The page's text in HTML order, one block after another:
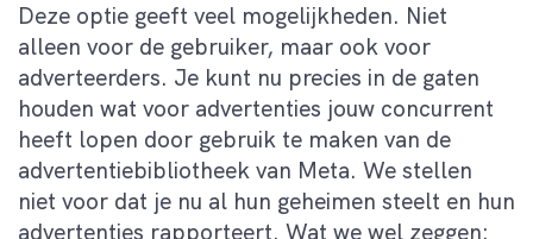
Deze optie geeft veel mogelijkheden. Niet
alleen voor de gebruiker, maar ook voor
adverteerders. Je kunt nu precies in de gaten
houden wat voor advertenties jouw concurrent
heeft lopen door gebruik te maken van de
advertentiebibliotheek van Meta. We stellen
niet voor dat je nu al hun geheimen steelt en hun
advertenties rapporteert. Wat we wel zeggen: